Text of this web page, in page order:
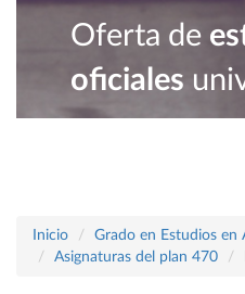
Oferta de
oficiales
Inicio
Grado en Estudios en
Asignaturas del plan 470